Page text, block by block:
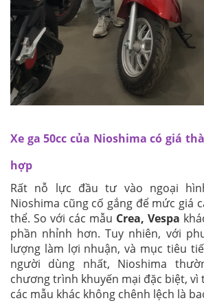
Xe ga 50cc của Nioshima có giá
hợp
Rất nỗ lực đầu tư vào ngoại
Nioshima cũng cố gắng để mức giá
thể. So với các mẫu Crea, Vespa
phần nhỉnh hơn. Tuy nhiên, với
lượng làm lợi nhuận, và mục tiêu
người dùng nhất, Nioshima
chương trình khuyến mại đặc biệt, vì
các mẫu khác không chênh lệch là